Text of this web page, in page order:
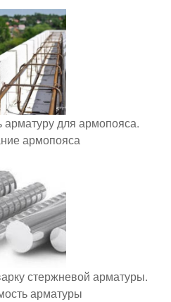
арматуру для армопояса.
армопояса
стержневой арматуры.
арматуры